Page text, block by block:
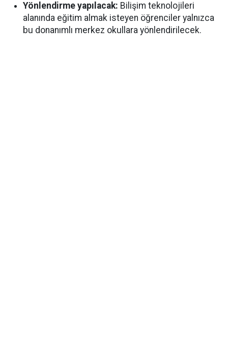
Yönlendirme yapılacak: Bilişim teknolojileri
alanında eğitim almak isteyen öğrenciler yalnızca
bu donanımlı merkez okullara yönlendirilecek.